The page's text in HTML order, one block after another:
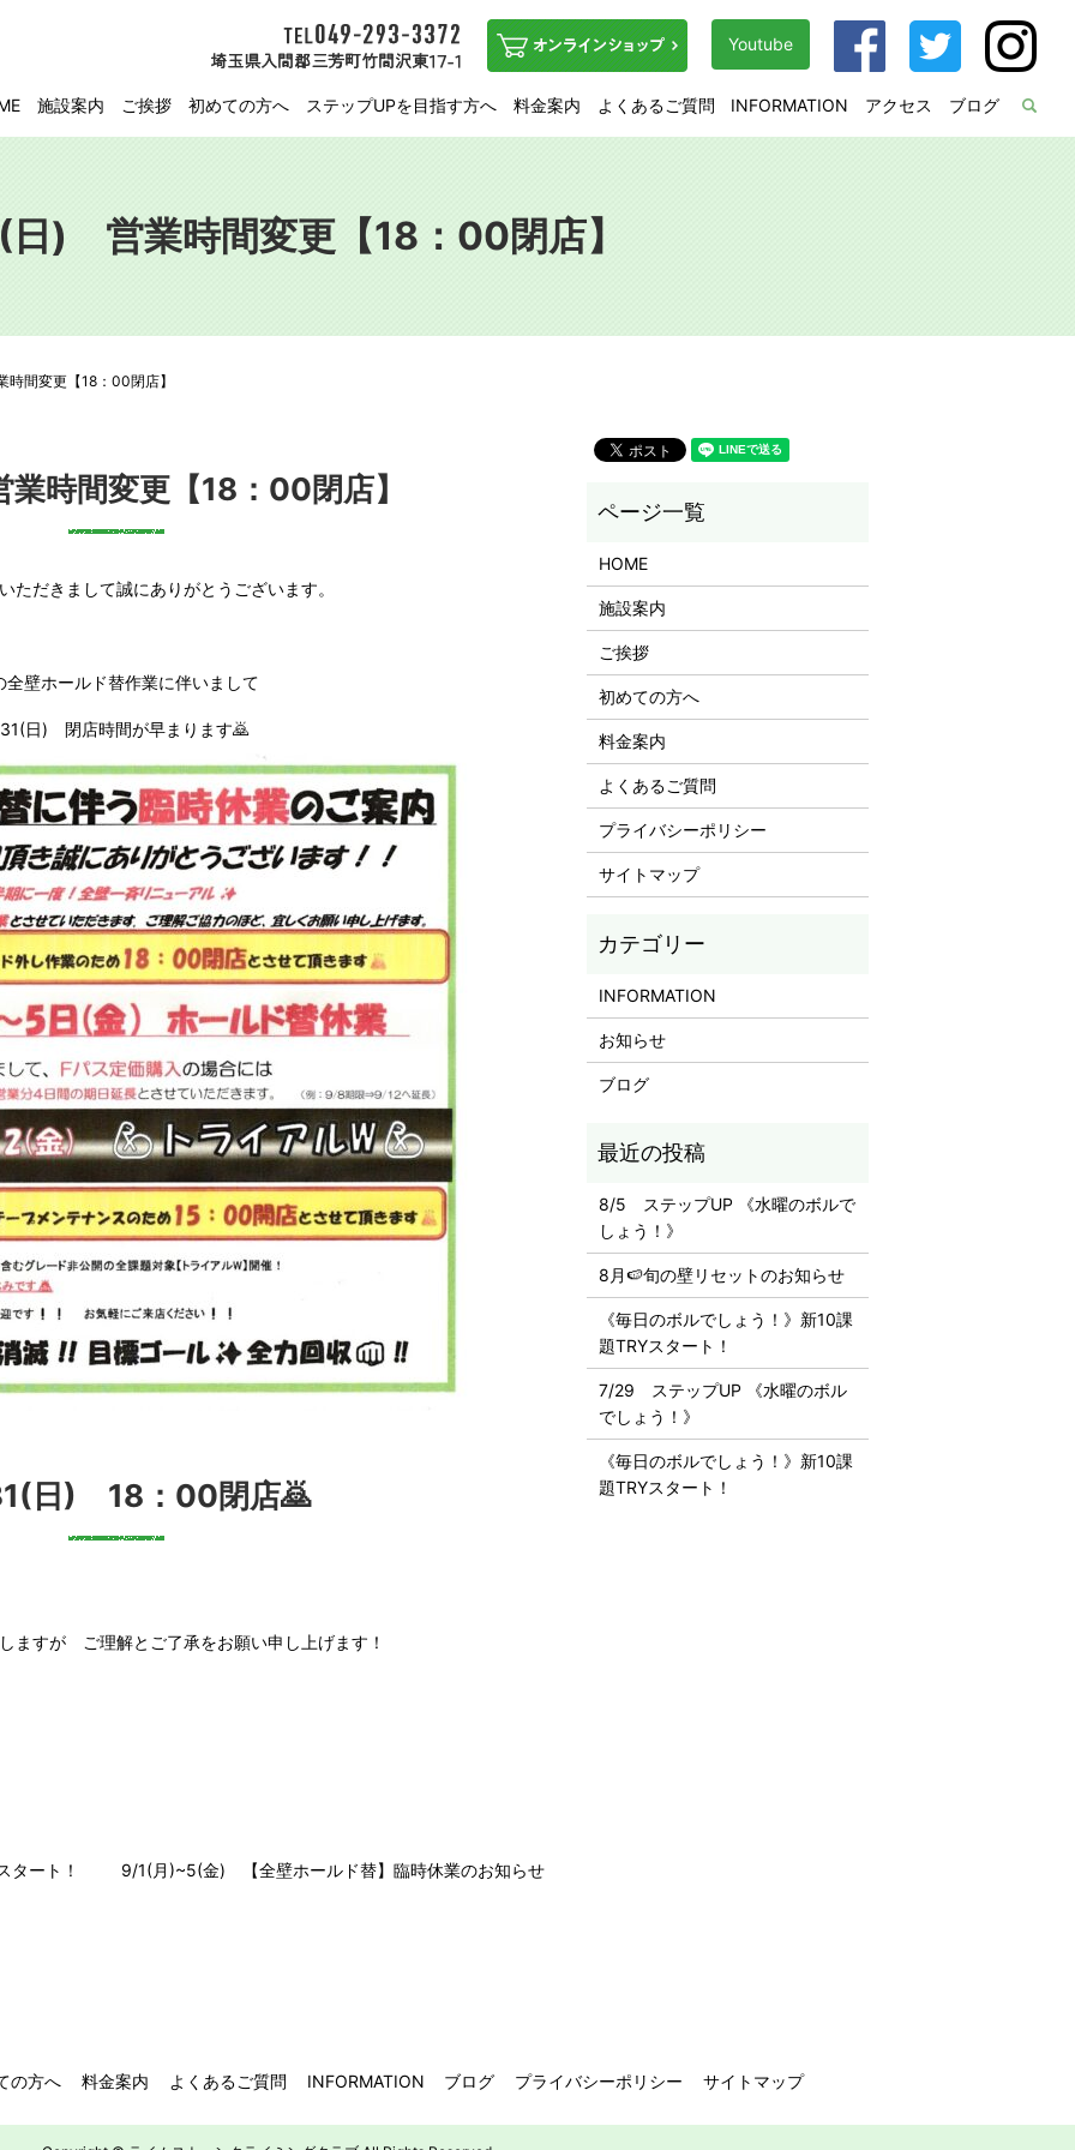
施設案内 ご挨拶 初めての方へ ステップUPを目指す方へ 料金案内 よくあるご質問 INFORMATION アクセス ブログ
Youtube
) 営業時間変更【18：00閉店】
間変更【18：00閉店】
時間変更【18：00閉店】
ただきまして誠にありがとうございます。
全壁ホールド替作業に伴いまして
日) 閉店時間が早まります🙇
日) 18：00閉店🙇
ますが ご理解とご了承をお願い申し上げます！
タート！ 9/1(月)~5(金) 【全壁ホールド替】臨時休業のお知らせ
HOME
施設案内
ご挨拶
初めての方へ
料金案内
よくあるご質問
プライバシーポリシー
サイトマップ
INFORMATION
お知らせ
ブログ
8/5 ステップUP 《水曜のボルで
しょう！》
8月🍉旬の壁リセットのお知らせ
《毎日のボルでしょう！》新10課
題TRYスタート！
7/29 ステップUP 《水曜のボル
でしょう！》
《毎日のボルでしょう！》新10課
題TRYスタート！
の方へ 料金案内 よくあるご質問 INFORMATION ブログ プライバシーポリシー サイトマップ